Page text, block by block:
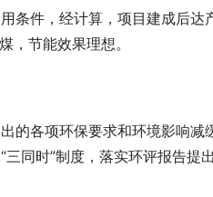
条件，经计算，项目建成后达
，节能效果理想。
的各项环保要求和环境影响减
同时”制度，落实环评报告提